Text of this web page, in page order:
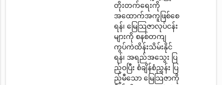
တိုးတက်ရေးကို
အထောက်အကူဖြစ်စေ
ရန်၊ မြေသြဇာလုပ်ငန်း
များကို စနစ်တကျ
ကွပ်ကဲထိန်းသိမ်းနိုင်
ရန်၊ အရည်အသွေး ပြ
ည့်ဝပြီး စံချိန်စံညွှန်း ပြ
ည့်မီသော မြေသြဇာကို